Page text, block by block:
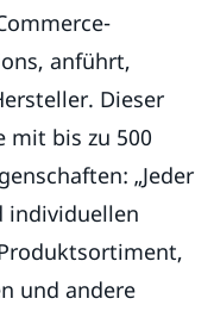
anführt,
Dieser
mit bis zu 500
„Jeder
individuellen
und andere